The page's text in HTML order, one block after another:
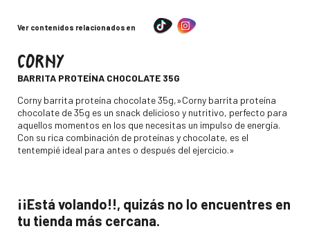
Ver contenidos relacionados en
CORNY-
BARRITA PROTEÍNA CHOCOLATE 35G
Descripción
Corny barrita proteína chocolate 35g,»Corny barrita proteína
chocolate de 35g es un snack delicioso y nutritivo, perfecto para
aquellos momentos en los que necesitas un impulso de energía.
Con su rica combinación de proteínas y chocolate, es el
tentempié ideal para antes o después del ejercicio.»
¡¡Está volando!!, quizás no lo encuentres en
tu tienda más cercana.